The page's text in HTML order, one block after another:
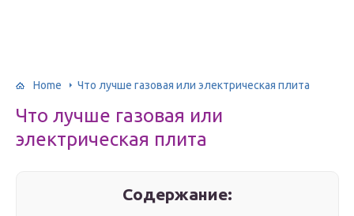
Home Что лучше газовая или электрическая плита
Что лучше газовая или
электрическая плита
Содержание: